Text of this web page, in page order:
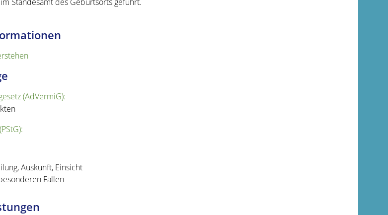
(AdVermiG):
Auskunft, Einsicht
Fällen